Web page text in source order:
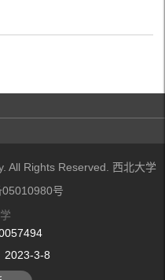
All Rights Reserved. 西北大学
号
2023-3-8